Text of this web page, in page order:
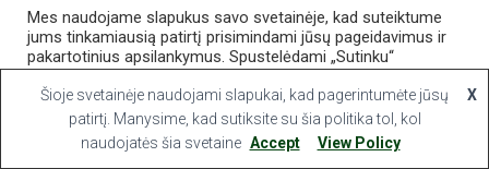
PARDUOTUVĖ APIE VAISTINĘ MANO PASKYRA
KONTAKTAI
Hestia | Developed byThemeIsle
Mes naudojame slapukus savo svetainėje, kad suteiktume
jums tinkamiausią patirtį prisimindami jūsų pageidavimus ir
pakartotinius apsilankymus. Spustelėdami „Sutinku“
sutinkate naudoti VISUS slapukus.
Slapukų nustatymai Sutinku
Šioje svetainėje naudojami slapukai, kad pagerintumėte jūsų
patirtį. Manysime, kad sutiksite su šia politika tol, kol
naudojatės šia svetaine
X
Accept View Policy